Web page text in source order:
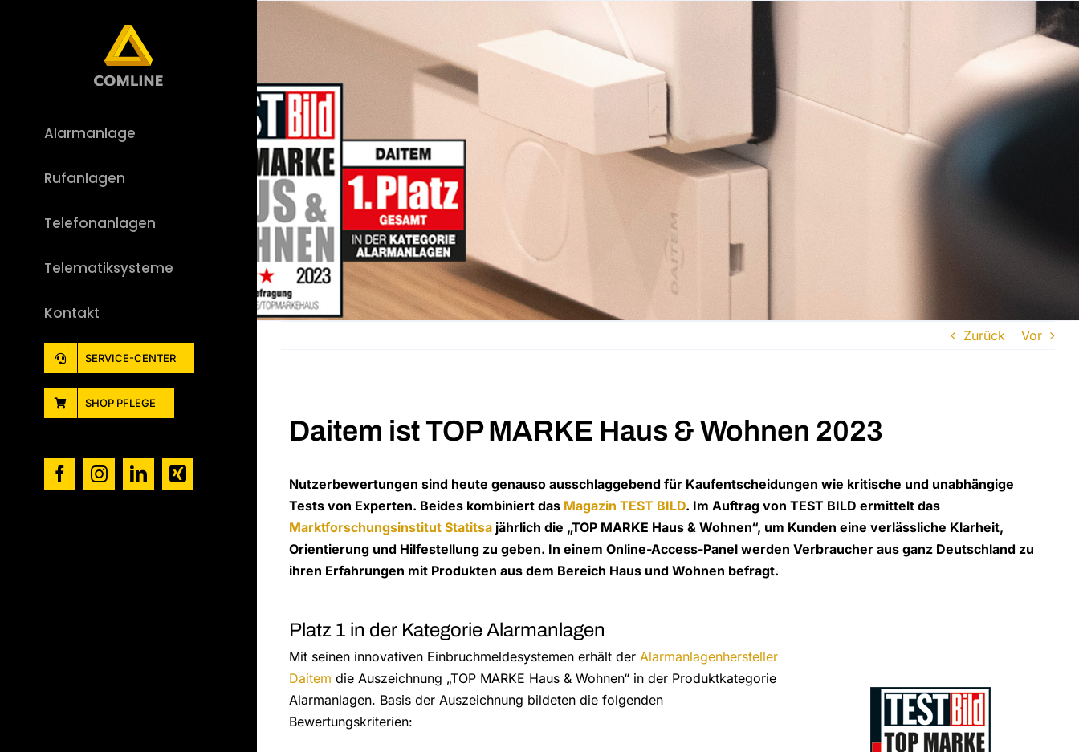
Alarmanlage
Rufanlagen
Telefonanlagen
Telematiksysteme
Kontakt
SERVICE-CENTER
SHOP PFLEGE
FacebookInstagramLinkedIn
Xing
Zurück Vor
Daitem ist TOP MARKE Haus & Wohnen 2023
Nutzerbewertungen sind heute genauso ausschlaggebend für Kaufentscheidungen wie kritische und unabhängige
Tests von Experten. Beides kombiniert das Magazin TEST BILD. Im Auftrag von TEST BILD ermittelt das
Marktforschungsinstitut Statitsajährlich die „TOP MARKE Haus & Wohnen“, um Kunden eine verlässliche Klarheit,
Orientierung und Hilfestellung zu geben. In einem Online-Access-Panel werden Verbraucher aus ganz Deutschland zu
ihren Erfahrungen mit Produkten aus dem Bereich Haus und Wohnen befragt.
Platz 1 in der Kategorie Alarmanlagen
Mit seinen innovativen Einbruchmeldesystemen erhält der Alarmanlagenhersteller
Daitem die Auszeichnung „TOP MARKE Haus & Wohnen“ in der Produktkategorie
Alarmanlagen. Basis der Auszeichnung bildeten die folgenden
Bewertungskriterien: